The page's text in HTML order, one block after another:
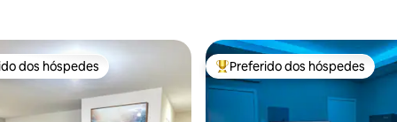
preferidos dos hóspedes
dos hóspedes Entre os melhores preferidos
Preferido dos hóspedes